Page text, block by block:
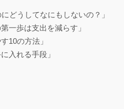
どうしてなにもしないの？」
一歩は支出を減らす」
10の方法」
入れる手段」